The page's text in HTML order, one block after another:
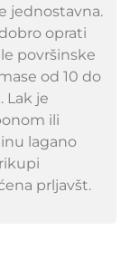
jednostavna.
oprati
površinske
od 10 do
Lak je
ili
lagano
prljavšt.